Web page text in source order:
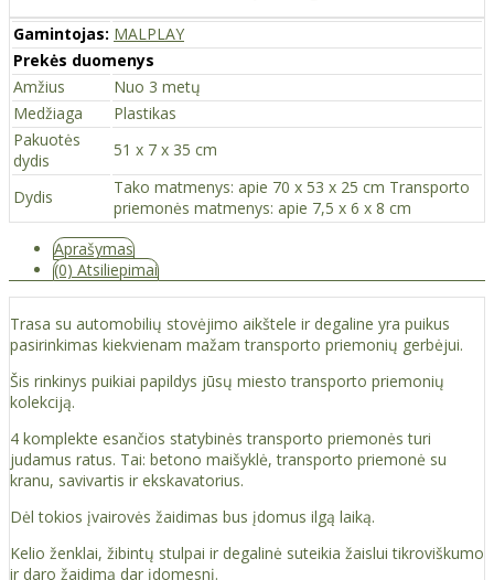
Gamintojas: MALPLAY
Prekės duomenys
Amžius
Nuo 3 metų
Medžiaga
Plastikas
Pakuotės
dydis
51 x 7 x 35 cm
Dydis
Tako matmenys: apie 70 x 53 x 25 cm Transporto
priemonės matmenys: apie 7,5 x 6 x 8 cm
Aprašymas
(0) Atsiliepimai
Trasa su automobilių stovėjimo aikštele ir degaline yra puikus
pasirinkimas kiekvienam mažam transporto priemonių gerbėjui.
Šis rinkinys puikiai papildys jūsų miesto transporto priemonių
kolekciją.
4 komplekte esančios statybinės transporto priemonės turi
judamus ratus. Tai: betono maišyklė, transporto priemonė su
kranu, savivartis ir ekskavatorius.
Dėl tokios įvairovės žaidimas bus įdomus ilgą laiką.
Kelio ženklai, žibintų stulpai ir degalinė suteikia žaislui tikroviškumo
ir daro žaidimą dar įdomesnį.